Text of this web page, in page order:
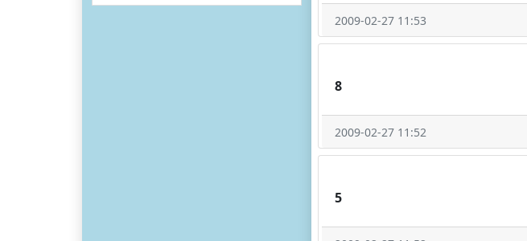
2009-02-27 11:53
8
2009-02-27 11:52
5